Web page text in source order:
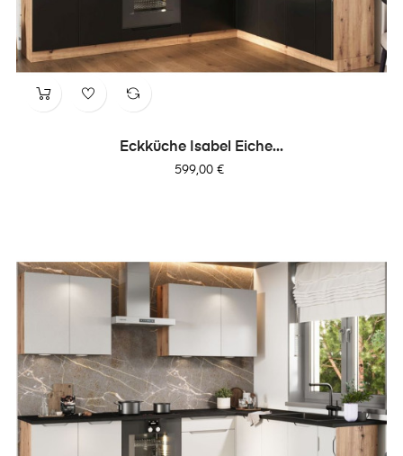
Eckküche Isabel Eiche...
Preis
599,00 €